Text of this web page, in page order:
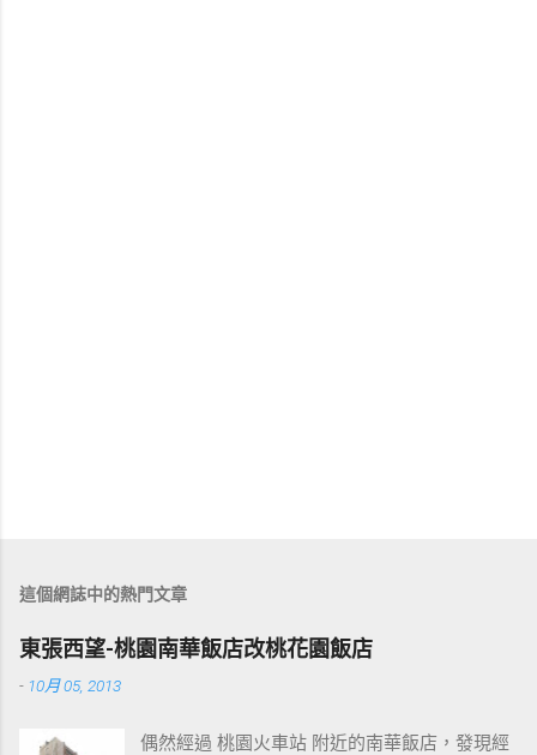
這個網誌中的熱門文章
東張西望-桃園南華飯店改桃花園飯店
- 10月 05, 2013
偶然經過 桃園火車站 附近的南華飯店，發現經